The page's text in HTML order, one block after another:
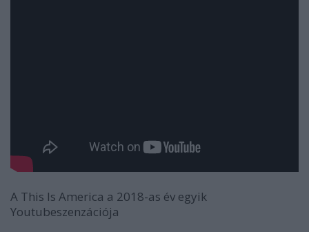
A This Is America a 2018-as év egyik
Youtubeszenzációja